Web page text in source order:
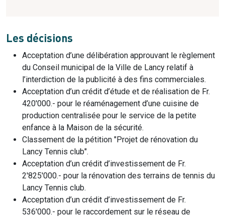
Les décisions
Acceptation d’une délibération approuvant le règlement
du Conseil municipal de la Ville de Lancy relatif à
l’interdiction de la publicité à des fins commerciales.
Acceptation d’un crédit d’étude et de réalisation de Fr.
420'000.- pour le réaménagement d’une cuisine de
production centralisée pour le service de la petite
enfance à la Maison de la sécurité.
Classement de la pétition "Projet de rénovation du
Lancy Tennis club".
Acceptation d’un crédit d’investissement de Fr.
2'825'000.- pour la rénovation des terrains de tennis du
Lancy Tennis club.
Acceptation d’un crédit d’investissement de Fr.
536'000.- pour le raccordement sur le réseau de